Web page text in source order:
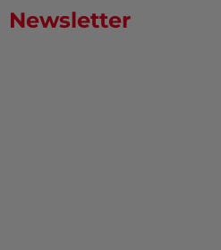
Newsletter